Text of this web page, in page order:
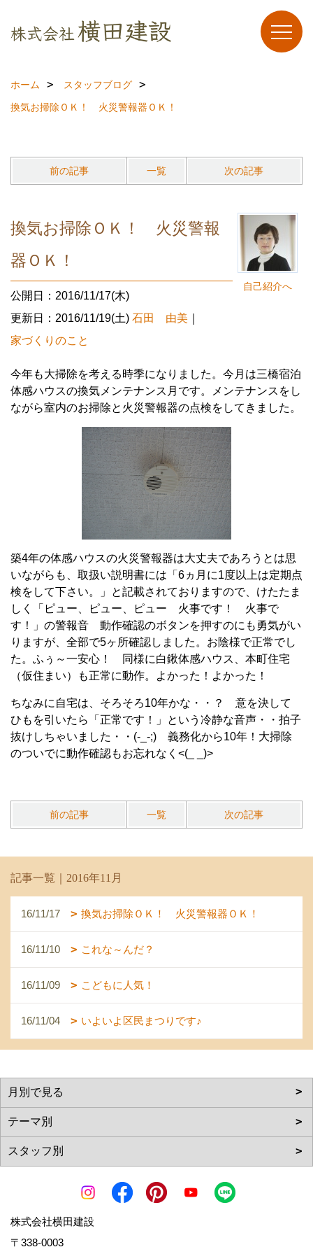
ホーム
スタッフブログ
換気お掃除ＯＫ！ 火災警報器ＯＫ！
前の記事 一覧 次の記事
自己紹介へ
換気お掃除ＯＫ！ 火災警報
器ＯＫ！
公開日：2016/11/17(木)
更新日：2016/11/19(土) 石田 由美
家づくりのこと
今年も大掃除を考える時季になりました。今月は三橋宿泊
体感ハウスの換気メンテナンス月です。メンテナンスをし
ながら室内のお掃除と火災警報器の点検をしてきました。
築4年の体感ハウスの火災警報器は大丈夫であろうとは思
いながらも、取扱い説明書には「6ヵ月に1度以上は定期点
検をして下さい。」と記載されておりますので、けたたま
しく「ピュー、ピュー、ピュー 火事です！ 火事で
す！」の警報音 動作確認のボタンを押すのにも勇気がい
りますが、全部で5ヶ所確認しました。お陰様で正常でし
た。ふぅ～一安心！ 同様に白鍬体感ハウス、本町住宅
（仮住まい）も正常に動作。よかった！よかった！
ちなみに自宅は、そろそろ10年かな・・？ 意を決して
ひもを引いたら「正常です！」という冷静な音声・・拍子
抜けしちゃいました・・(-_-;) 義務化から10年！大掃除
のついでに動作確認もお忘れなく<(_ _)>
前の記事 一覧 次の記事
記事一覧｜2016年11月
16/11/17 換気お掃除ＯＫ！ 火災警報器ＯＫ！
16/11/10 これな～んだ？
16/11/09 こどもに人気！
16/11/04 いよいよ区民まつりです♪
株式会社横田建設
〒338-0003